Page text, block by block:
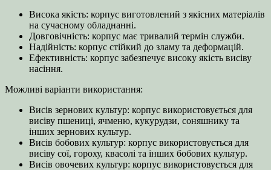
Висока якість: корпус виготовлений з якісних матеріалів
на сучасному обладнанні.
Довговічність: корпус має тривалий термін служби.
Надійність: корпус стійкий до зламу та деформацій.
Ефективність: корпус забезпечує високу якість висіву
насіння.
Можливі варіанти використання:
Висів зернових культур: корпус використовується для
висіву пшениці, ячменю, кукурудзи, соняшнику та
інших зернових культур.
Висів бобових культур: корпус використовується для
висіву сої, гороху, квасолі та інших бобових культур.
Висів овочевих культур: корпус використовується для